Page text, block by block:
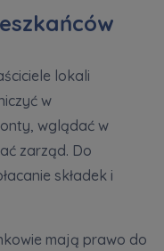
lokali
w
wglądać w
zarząd. Do
składek i
mają prawo do